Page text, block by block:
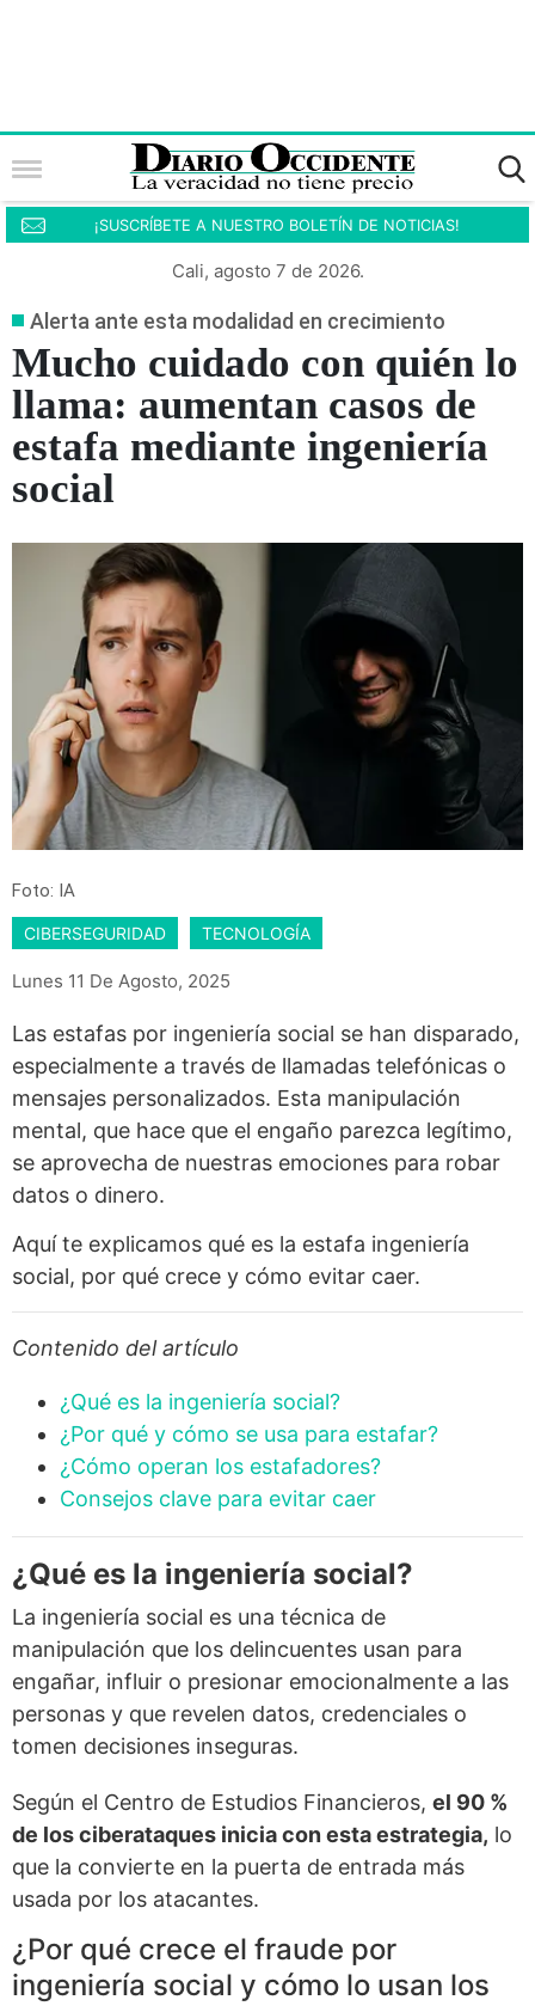
¡SUSCRÍBETE A NUESTRO BOLETÍN DE NOTICIAS!
Cali, agosto 7 de 2026.
Alerta ante esta modalidad en crecimiento
Mucho cuidado con quién lo
llama: aumentan casos de
estafa mediante ingeniería
social
Foto: IA
CIBERSEGURIDAD TECNOLOGÍA
Lunes 11 De Agosto, 2025
Las estafas por ingeniería social se han disparado,
especialmente a través de llamadas telefónicas o
mensajes personalizados. Esta manipulación
mental, que hace que el engaño parezca legítimo,
se aprovecha de nuestras emociones para robar
datos o dinero.
Aquí te explicamos qué es la estafa ingeniería
social, por qué crece y cómo evitar caer.
Contenido del artículo
¿Qué es la ingeniería social?
¿Por qué y cómo se usa para estafar?
¿Cómo operan los estafadores?
Consejos clave para evitar caer
¿Qué es la ingeniería social?
La ingeniería social es una técnica de
manipulación que los delincuentes usan para
engañar, influir o presionar emocionalmente a las
personas y que revelen datos, credenciales o
tomen decisiones inseguras.
Según el Centro de Estudios Financieros, el 90 %
de los ciberataques inicia con esta estrategia, lo
que la convierte en la puerta de entrada más
usada por los atacantes.
¿Por qué crece el fraude por
ingeniería social y cómo lo usan los